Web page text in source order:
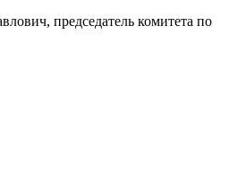
председатель комитета по